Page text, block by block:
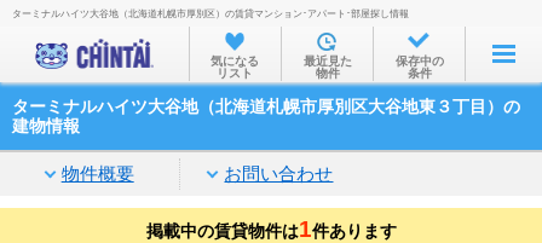
お部屋を探す
沿線・駅から
家賃相場から
通勤通学時間から
ターミナルハイツ大谷地（北海道札幌市厚別区）の賃貸マンション･アパート･部屋探し情報
気になる
リスト
最近見た
物件
保存中の
条件
ターミナルハイツ大谷地（北海道札幌市厚別区大谷地東３丁目）の
建物情報
物件概要 お問い合わせ
掲載中の賃貸物件は1件あります